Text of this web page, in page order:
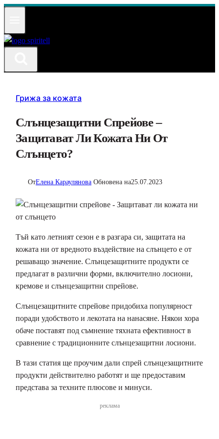
Към
Грижа за кожата
Слънцезащитни Спрейове –
Защитават Ли Кожата Ни От
Слънцето?
ОтЕлена Караулянова Обновена на25.07.2023
Тъй като летният сезон е в разгара си, защитата на
кожата ни от вредното въздействие на слънцето е от
решаващо значение. Слънцезащитните продукти се
предлагат в различни форми, включително лосиони,
кремове и слънцезащитни спрейове.
Слънцезащитните спрейове придобиха популярност
поради удобството и лекотата на нанасяне. Някои хора
обаче поставят под съмнение тяхната ефективност в
сравнение с традиционните слънцезащитни лосиони.
В тази статия ще проучим дали спрей слънцезащитните
продукти действително работят и ще предоставим
представа за техните плюсове и минуси.
реклама